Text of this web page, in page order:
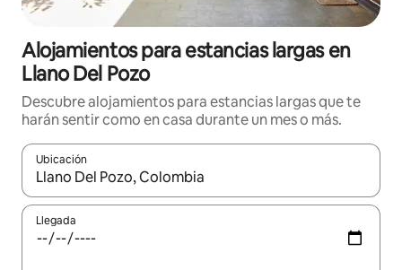
Alojamientos para estancias largas en
Llano Del Pozo
Descubre alojamientos para estancias largas que te
harán sentir como en casa durante un mes o más.
Ubicación
Cuando los resultados estén disponibles, podrás navegar
Llegada